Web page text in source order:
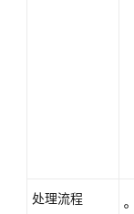
台
处理流程